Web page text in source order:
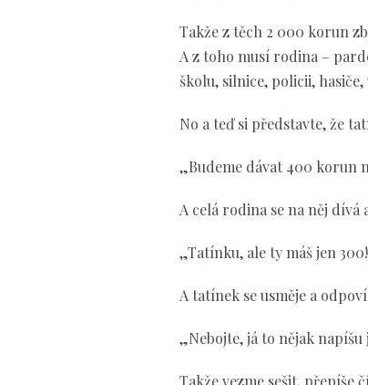
Takže z těch 2 000 korun
A z toho musí rodina –
školu, silnice, policii,
No a teď si představte, že
„Budeme dávat 400 korun
A celá rodina se na něj dívá
„Tatínku, ale ty máš jen
A tatínek se usměje a
„Nebojte, já to nějak napíšu
Takže vezme sešit, přepíše